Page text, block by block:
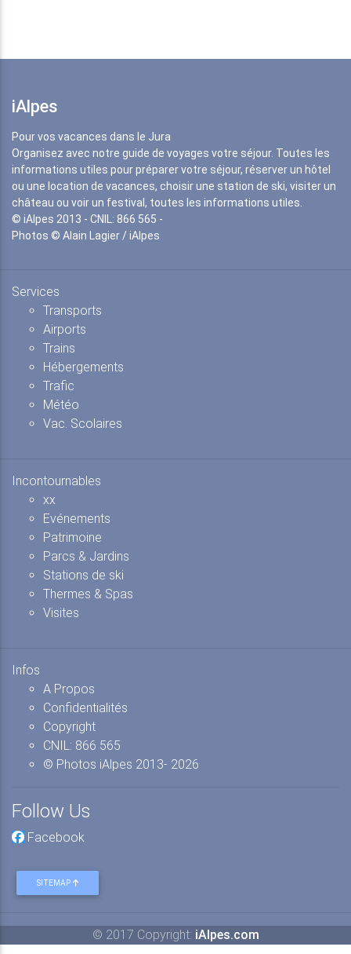
iAlpes
Pour vos vacances dans le Jura
Organisez avec notre guide de voyages votre séjour. Toutes les
informations utiles pour préparer votre séjour, réserver un hôtel
ou une location de vacances, choisir une station de ski, visiter un
château ou voir un festival, toutes les informations utiles.
© iAlpes 2013 - CNIL: 866 565 -
Photos © Alain Lagier / iAlpes
Services
Transports
Airports
Trains
Hébergements
Trafic
Météo
Vac. Scolaires
Incontournables
xx
Evénements
Patrimoine
Parcs & Jardins
Stations de ski
Thermes & Spas
Visites
Infos
A Propos
Confidentialités
Copyright
CNIL: 866 565
© Photos iAlpes 2013- 2026
Follow Us
Facebook
SITEMAP
© 2017 Copyright: iAlpes.com